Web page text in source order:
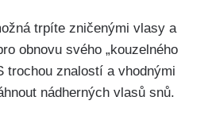
trpíte zničenými vlasy a
obnovu svého „kouzelného
trochou ⁤znalostí a⁤ vhodnými
nádherných​ vlasů​ snů.